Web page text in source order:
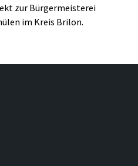
zur Bürgermeisterei
im Kreis Brilon.